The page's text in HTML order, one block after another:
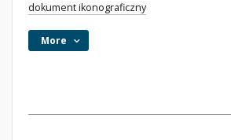
dokument ikonograficzny
More